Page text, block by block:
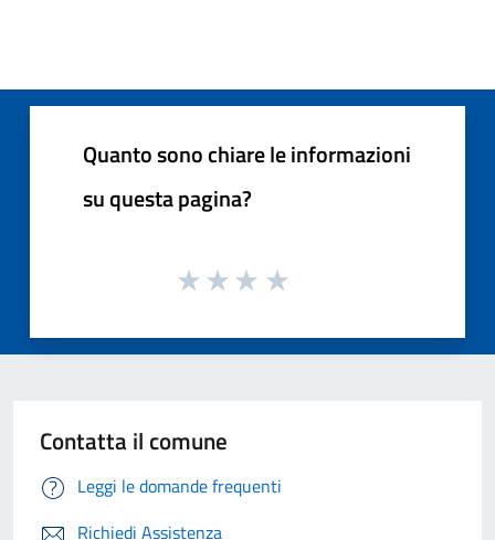
Quanto sono chiare le informazioni
su questa pagina?
Contatta il comune
Leggi le domande frequenti
Richiedi Assistenza